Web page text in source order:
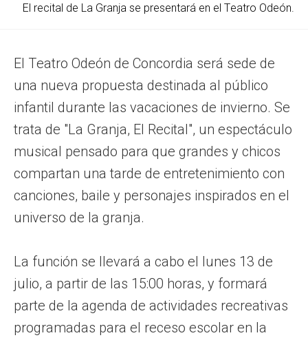
El recital de La Granja se presentará en el Teatro Odeón.
El Teatro Odeón de Concordia será sede de
una nueva propuesta destinada al público
infantil durante las vacaciones de invierno. Se
trata de "La Granja, El Recital", un espectáculo
musical pensado para que grandes y chicos
compartan una tarde de entretenimiento con
canciones, baile y personajes inspirados en el
universo de la granja.
La función se llevará a cabo el lunes 13 de
julio, a partir de las 15:00 horas, y formará
parte de la agenda de actividades recreativas
programadas para el receso escolar en la